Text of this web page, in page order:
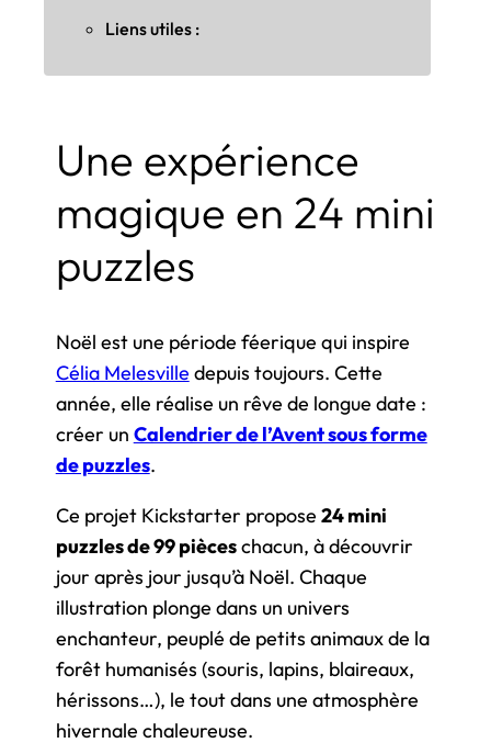
Liens utiles :
Une expérience
magique en 24 mini
puzzles
Noël est une période féerique qui inspire
Célia Melesville depuis toujours. Cette
année, elle réalise un rêve de longue date :
créer un Calendrier de l’Avent sous forme
de puzzles.
Ce projet Kickstarter propose 24 mini
puzzles de 99 pièceschacun, à découvrir
jour après jour jusqu’à Noël. Chaque
illustration plonge dans un univers
enchanteur, peuplé de petits animaux de la
forêt humanisés (souris, lapins, blaireaux,
hérissons…), le tout dans une atmosphère
hivernale chaleureuse.